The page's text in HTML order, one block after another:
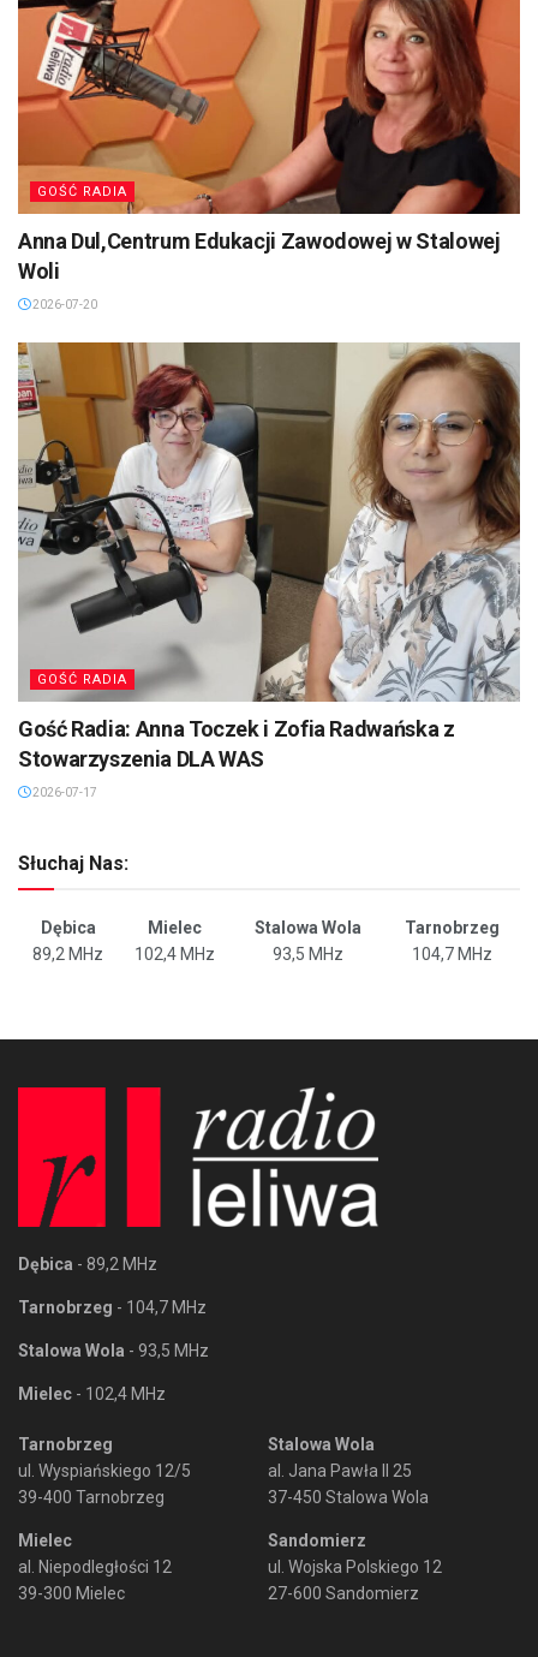
GOŚĆ RADIA
Anna Dul,Centrum Edukacji Zawodowej w Stalowej
Woli
2026-07-20
GOŚĆ RADIA
Gość Radia: Anna Toczek i Zofia Radwańska z
Stowarzyszenia DLA WAS
2026-07-17
Słuchaj Nas:
Dębica Mielec Stalowa Wola
Tarnobrzeg
89,2 MHz
102,4 MHz 93,5 MHz 104,7 MHz
Dębica - 89,2 MHz
Tarnobrzeg - 104,7 MHz
Stalowa Wola - 93,5 MHz
Mielec - 102,4 MHz
Tarnobrzeg
ul. Wyspiańskiego 12/5
39-400 Tarnobrzeg
Mielec
al. Niepodległości 12
39-300 Mielec
Stalowa Wola
al. Jana Pawła II 25
37-450 Stalowa Wola
Sandomierz
ul. Wojska Polskiego 12
27-600 Sandomierz